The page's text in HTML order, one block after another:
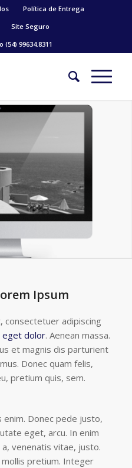
Política de Entrega
Site Seguro
99634.8311
Ipsum
consectetuer adipiscing
eget dolor. Aenean massa.
et magnis dis parturient
mus. Donec quam felis,
pretium quis, sem.
enim. Donec pede justo,
eget, arcu. In enim
venenatis vitae, justo.
pretium. Integer